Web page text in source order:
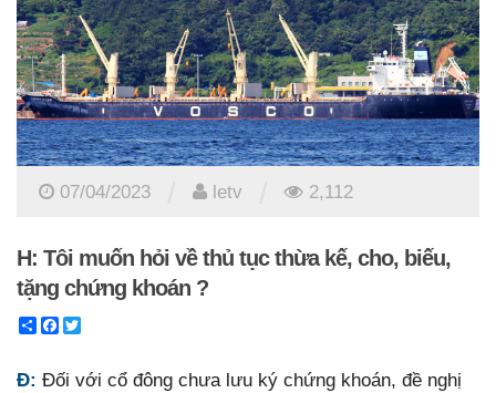
07/04/2023 letv 2,112
H: Tôi muốn hỏi về thủ tục thừa kế, cho, biếu,
tặng chứng khoán ?
ShareFacebook
Đ: Đối với cổ đông chưa lưu ký chứng khoán, đề nghị